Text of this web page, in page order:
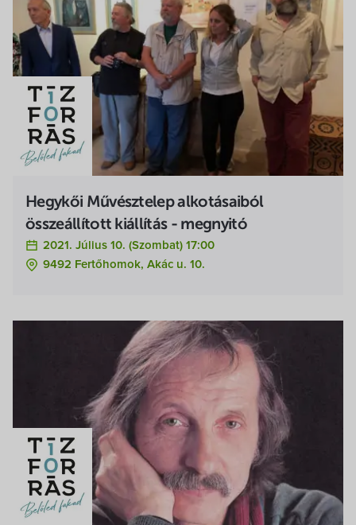
Hegykői Művésztelep alkotásaiból
összeállított kiállítás - megnyitó
2021. Július 10. (szombat) 17:00
9492 Fertőhomok, Akác u. 10.